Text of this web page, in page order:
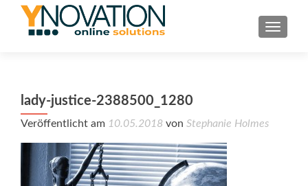
lady-justice-2388500_1280
Veröffentlicht am 10.05.2018 von Stephanie Holmes